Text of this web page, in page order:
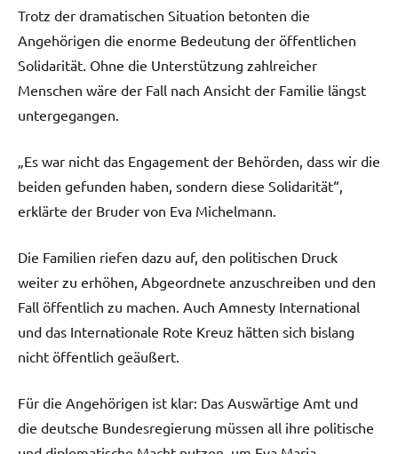
Trotz der dramatischen Situation betonten die
Angehörigen die enorme Bedeutung der öffentlichen
Solidarität. Ohne die Unterstützung zahlreicher
Menschen wäre der Fall nach Ansicht der Familie längst
untergegangen.
„Es war nicht das Engagement der Behörden, dass wir die
beiden gefunden haben, sondern diese Solidarität“,
erklärte der Bruder von Eva Michelmann.
Die Familien riefen dazu auf, den politischen Druck
weiter zu erhöhen, Abgeordnete anzuschreiben und den
Fall öffentlich zu machen. Auch Amnesty International
und das Internationale Rote Kreuz hätten sich bislang
nicht öffentlich geäußert.
Für die Angehörigen ist klar: Das Auswärtige Amt und
die deutsche Bundesregierung müssen all ihre politische